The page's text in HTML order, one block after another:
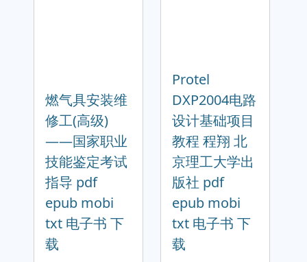
燃气具安装维
修工(高级)
——国家职业
技能鉴定考试
指导 pdf
epub mobi
txt 电子书 下
载
Protel
DXP2004电路
设计基础项目
教程 程翔 北
京理工大学出
版社 pdf
epub mobi
txt 电子书 下
载